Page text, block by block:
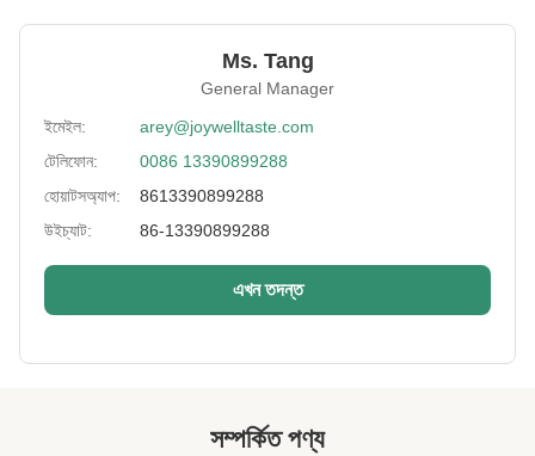
বাল্ক ব্যাগ, খুচরা বিক্রেতা ব্যাগ, পোষা জার, ই এম
সমুদ্র বা বায়ু দ্বারা
১২ মাসের
Certificates: BRC, আইএসও, HACCP, হালাল, কোশার
Lead Time: 25 দিনের মধ্যে
High Light:
Ms. Tang
General Manager
ইমেইল:
arey@joywelltaste.com
টেলিফোন:
0086 13390899288
হোয়াটসঅ্যাপ:
8613390899288
উইচ্যাট:
86-13390899288
এখন তদন্ত
সম্পর্কিত পণ্য